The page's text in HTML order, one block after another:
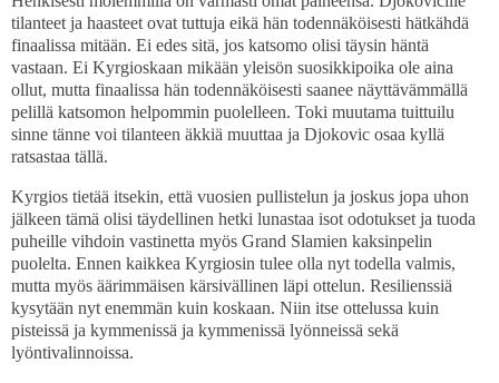
tilanteet ja haasteet ovat tuttuja eikä hän todennäköisesti hätkähdä
finaalissa mitään. Ei edes sitä, jos katsomo olisi täysin häntä
vastaan. Ei Kyrgioskaan mikään yleisön suosikkipoika ole aina
ollut, mutta finaalissa hän todennäköisesti saanee näyttävämmällä
pelillä katsomon helpommin puolelleen. Toki muutama tuittuilu
sinne tänne voi tilanteen äkkiä muuttaa ja Djokovic osaa kyllä
ratsastaa tällä.
Kyrgios tietää itsekin, että vuosien pullistelun ja joskus jopa uhon
jälkeen tämä olisi täydellinen hetki lunastaa isot odotukset ja tuoda
puheille vihdoin vastinetta myös Grand Slamien kaksinpelin
puolelta. Ennen kaikkea Kyrgiosin tulee olla nyt todella valmis,
mutta myös äärimmäisen kärsivällinen läpi ottelun. Resilienssiä
kysytään nyt enemmän kuin koskaan. Niin itse ottelussa kuin
pisteissä ja kymmenissä ja kymmenissä lyönneissä sekä
lyöntivalinnoissa.